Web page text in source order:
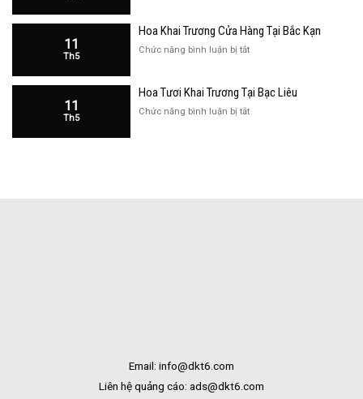
Kạn
Trương
Hàng
Liêu
11
Th5
Hoa Khai Trương Cửa Hàng Tại Bắc Kạn
Chức năng bình luận bị tắtở
Trương
Hàng
11
Th5
Hoa Tươi Khai Trương Tại Bạc Liêu
Chức năng bình luận bị tắtở
Email: info@dkt6.com
Liên hệ quảng cáo: ads@dkt6.com